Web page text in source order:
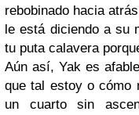
rebobinado hacia
le está diciendo a su
tu puta calavera
Aún así, Yak es
que tal estoy o cómo
un cuarto sin